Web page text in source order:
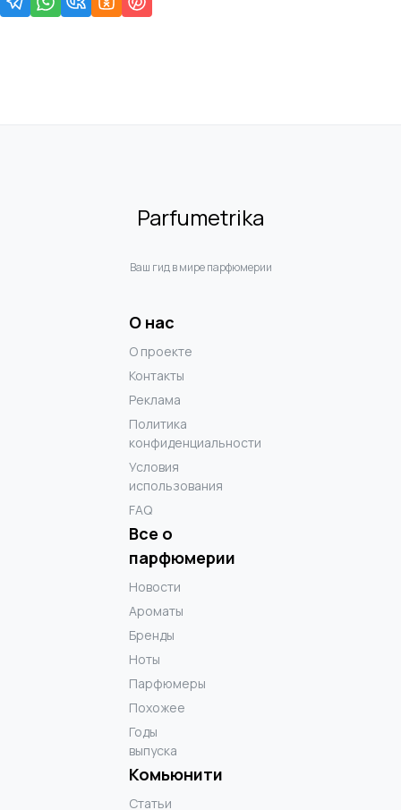
Parfumetrika
Ваш гид в мире парфюмерии
О нас
О проекте
Контакты
Реклама
Политика
конфиденциальности
Условия
использования
FAQ
Все о
парфюмерии
Новости
Ароматы
Бренды
Ноты
Парфюмеры
Похожее
Годы
выпуска
Комьюнити
Статьи